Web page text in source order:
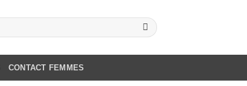
CONTACT FEMMES